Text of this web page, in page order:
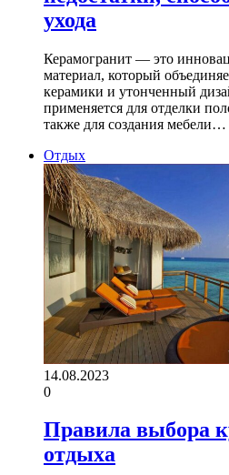
ухода
Керамогранит — это
материал, который
керамики и утонченный
применяется для отделки
также для создания мебели…
Отдых
14.08.2023
0
Правила выбора
отдыха